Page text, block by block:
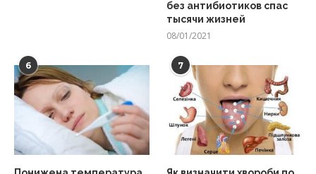
без антибиотиков спас
тысячи жизней
08/01/2021
6 7